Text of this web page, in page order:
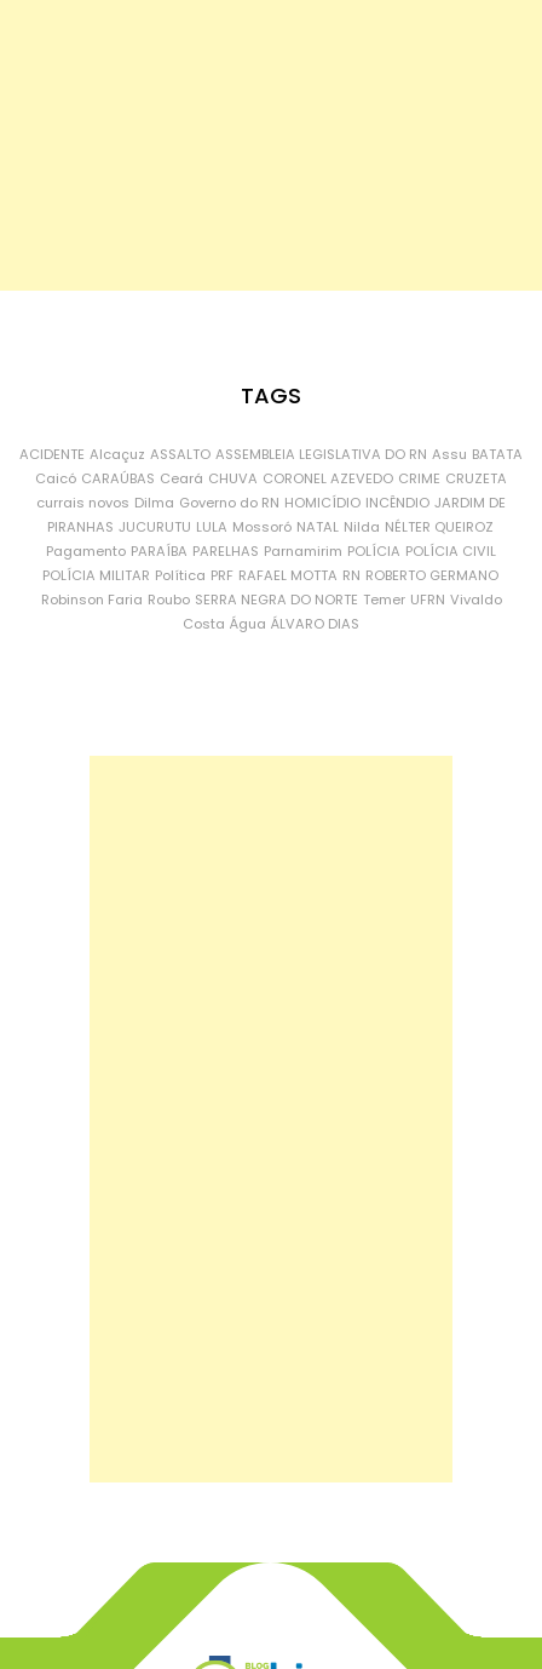
TAGS
ACIDENTE Alcaçuz ASSALTO ASSEMBLEIA LEGISLATIVA DO RN Assu BATATA
Caicó CARAÚBAS Ceará CHUVA CORONEL AZEVEDO CRIME CRUZETA
currais novos Dilma Governo do RN HOMICÍDIO INCÊNDIO JARDIM DE
PIRANHAS JUCURUTU LULA Mossoró NATAL Nilda NÉLTER QUEIROZ
Pagamento PARAÍBA PARELHAS Parnamirim POLÍCIA POLÍCIA CIVIL
POLÍCIA MILITAR Política PRF RAFAEL MOTTA RN ROBERTO GERMANO
Robinson Faria Roubo SERRA NEGRA DO NORTE Temer UFRN Vivaldo
Costa Água ÁLVARO DIAS